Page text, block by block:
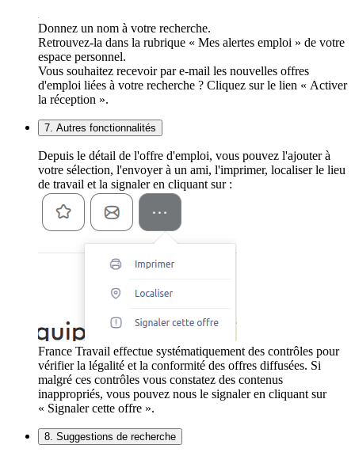
Donnez un nom à votre recherche.
Retrouvez-la dans la rubrique « Mes alertes emploi » de votre
espace personnel.
Vous souhaitez recevoir par e-mail les nouvelles offres
d'emploi liées à votre recherche ? Cliquez sur le lien « Activer
la réception ».
7. Autres fonctionnalités
Depuis le détail de l'offre d'emploi, vous pouvez l'ajouter à
votre sélection, l'envoyer à un ami, l'imprimer, localiser le lieu
de travail et la signaler en cliquant sur :
France Travail effectue systématiquement des contrôles pour
vérifier la légalité et la conformité des offres diffusées. Si
malgré ces contrôles vous constatez des contenus
inappropriés, vous pouvez nous le signaler en cliquant sur
« Signaler cette offre ».
8. Suggestions de recherche